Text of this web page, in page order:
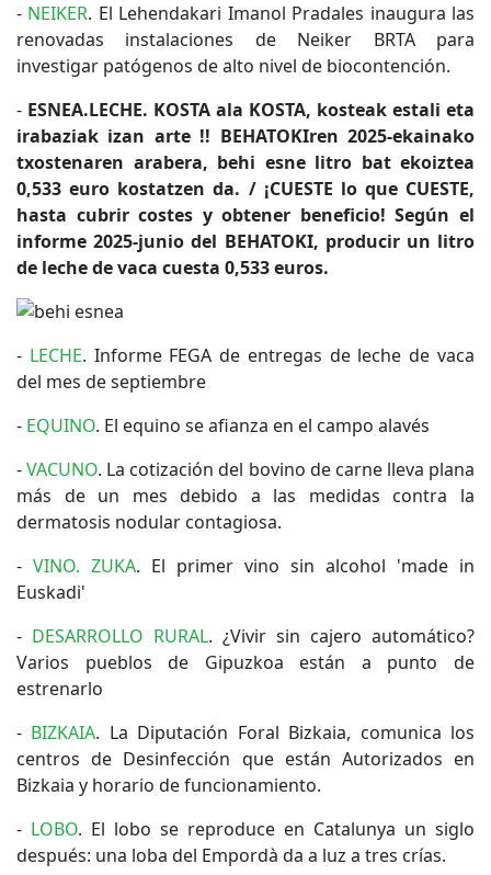
- NEIKER. El Lehendakari Imanol Pradales inaugura las
renovadas instalaciones de Neiker BRTA para
investigar patógenos de alto nivel de biocontención.
- ESNEA.LECHE. KOSTA ala KOSTA, kosteak estali eta
irabaziak izan arte !! BEHATOKIren 2025-ekainako
txostenaren arabera, behi esne litro bat ekoiztea
0,533 euro kostatzen da. / ¡CUESTE lo que CUESTE,
hasta cubrir costes y obtener beneficio! Según el
informe 2025-junio del BEHATOKI, producir un litro
de leche de vaca cuesta 0,533 euros.
- LECHE. Informe FEGA de entregas de leche de vaca
del mes de septiembre
- EQUINO. El equino se afianza en el campo alavés
-VACUNO. La cotización del bovino de carne lleva plana
más de un mes debido a las medidas contra la
dermatosis nodular contagiosa.
- VINO. ZUKA. El primer vino sin alcohol 'made in
Euskadi'
- DESARROLLO RURAL. ¿Vivir sin cajero automático?
Varios pueblos de Gipuzkoa están a punto de
estrenarlo
- BIZKAIA. La Diputación Foral Bizkaia, comunica los
centros de Desinfección que están Autorizados en
Bizkaia y horario de funcionamiento.
- LOBO. El lobo se reproduce en Catalunya un siglo
después: una loba del Empordà da a luz a tres crías.